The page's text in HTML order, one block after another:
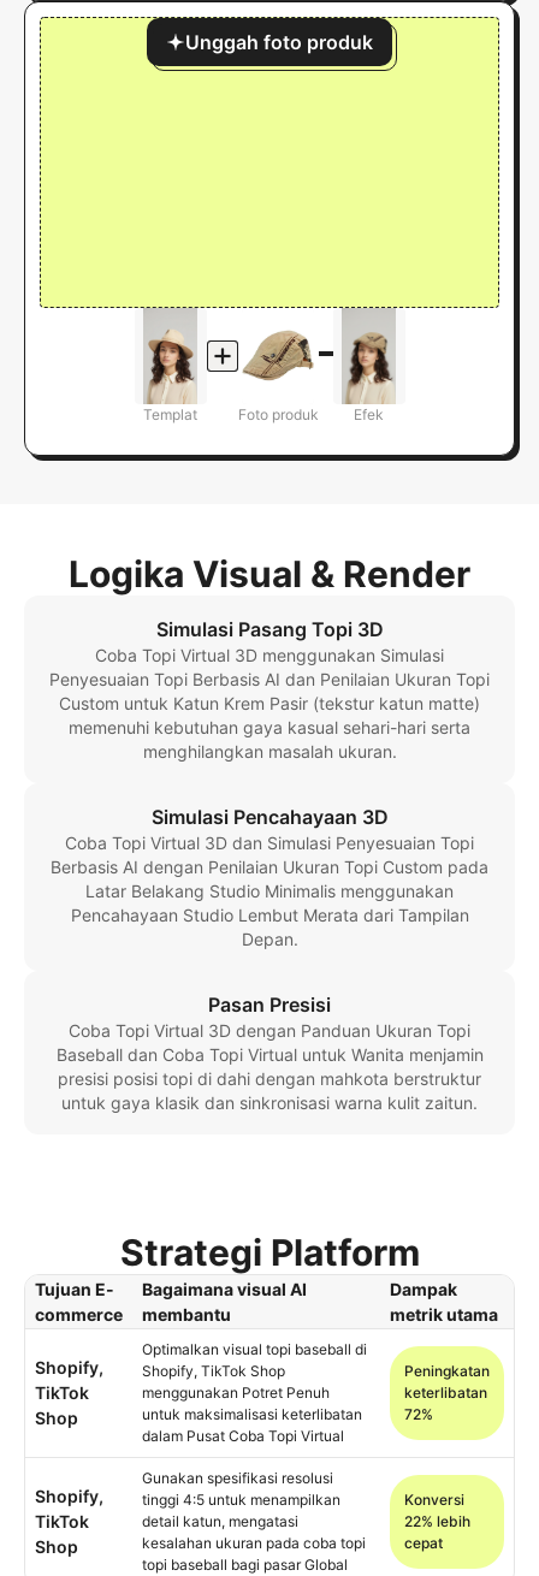
Unggah foto produk
Templat Foto produk Efek
Logika Visual & Render
Simulasi Pasang Topi 3D
Coba Topi Virtual 3D menggunakan Simulasi
Penyesuaian Topi Berbasis AI dan Penilaian Ukuran Topi
Custom untuk Katun Krem Pasir (tekstur katun matte)
memenuhi kebutuhan gaya kasual sehari-hari serta
menghilangkan masalah ukuran.
Simulasi Pencahayaan 3D
Coba Topi Virtual 3D dan Simulasi Penyesuaian Topi
Berbasis AI dengan Penilaian Ukuran Topi Custom pada
Latar Belakang Studio Minimalis menggunakan
Pencahayaan Studio Lembut Merata dari Tampilan
Depan.
Pasan Presisi
Coba Topi Virtual 3D dengan Panduan Ukuran Topi
Baseball dan Coba Topi Virtual untuk Wanita menjamin
presisi posisi topi di dahi dengan mahkota berstruktur
untuk gaya klasik dan sinkronisasi warna kulit zaitun.
Strategi Platform
Tujuan E-
commerce
Bagaimana visual AI
membantu
Dampak
metrik utama
Shopify,
TikTok
Shop
Optimalkan visual topi baseball di
Shopify, TikTok Shop
menggunakan Potret Penuh
untuk maksimalisasi keterlibatan
dalam Pusat Coba Topi Virtual
Peningkatan
keterlibatan
72%
Shopify,
TikTok
Shop
Gunakan spesifikasi resolusi
tinggi 4:5 untuk menampilkan
detail katun, mengatasi
kesalahan ukuran pada coba topi
topi baseball bagi pasar Global
Konversi
22% lebih
cepat